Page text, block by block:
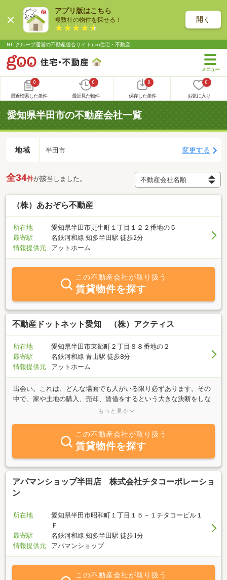
アプリ版はこちら
複数社の物件を探せる！ 開く
NTTグループ運営の不動産総合サイト goo住宅・不動産
0
最近検索した条件
0
最近見た物件
0
保存した条件
0
お気に入り
愛知県半田市の不動産会社一覧
地域 半田市 変更する
全34件が該当しました。
（株）あおぞら不動産
所在地
愛知県半田市更生町１丁目１２２番地の５
最寄駅
名鉄河和線 知多半田駅 徒歩2分
情報提供元
アットホーム
この不動産会社が取り扱う
賃貸物件を探す
不動産ドットネット愛知 （株）アクティス
所在地
愛知県半田市東郷町２丁目８８番地の２
最寄駅
名鉄河和線 青山駅 徒歩8分
情報提供元
アットホーム
出会い。これは、どんな場面でも人がいる限り必ずあります。その
中で、家や土地の購入、売却、賃借をするという大きな決断をしな
ければならない時、どのような不動産屋、人と出会うかで変わって
いをする際には、必ず、その方にとって一番良い方向を模索し、提
案をしていきます。ご満足いただくことはもちろんですが、その後
の生活のことを考え、一生のお付き合いのできる不動産屋でいたい
と思っております。ご来店をお待ちしております。
もっと見る
この不動産会社が取り扱う
賃貸物件を探す
アパマンショップ半田店 株式会社チタコーポレーショ
ン
所在地
愛知県半田市昭和町１丁目１５－１チタコービル１
Ｆ
最寄駅
名鉄河和線 知多半田駅 徒歩1分
情報提供元
アパマンショップ
この不動産会社が取り扱う